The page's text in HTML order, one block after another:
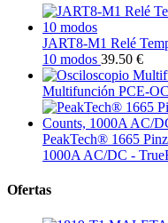
JART8-M1 Relé
10 modos 39.50 €
Multifunción PCE-
PeakTech® 1665
1000A AC/DC -
Ofertas